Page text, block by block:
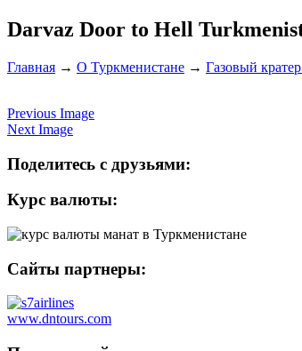
Darvaz Door to Hell
Главная → О Туркменистане → Газовый
Previous Image
Next Image
Поделитесь с друзьями:
Курс валюты:
Сайты партнеры:
www.dntours.com